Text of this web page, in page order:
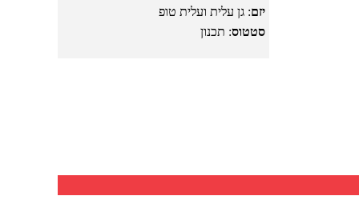
יזם: גן עלית ועלית טופ
סטטוס: תכנון